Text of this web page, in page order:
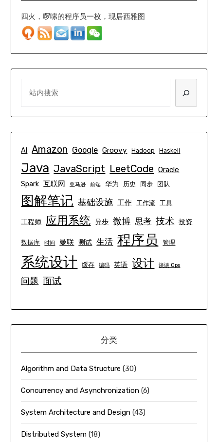
四火，啰嗦的程序员一枚，现居西雅图
AI Amazon Google Groovy Hadoop Haskell
Java JavaScript LeetCode Oracle
Spark 互联网 亚马逊 前端 华为 历史 同步 团队
图解笔记 基础设施 工作 工作流 工具
工程师 应用系统 异步 微博 思考 技术 投资
数据库 时间 曼联 测试 生活 程序员 管理
系统设计 缓存 编码 英语 设计 谈谈 Ops
问题 面试
分类
Algorithm and Data Structure (30)
Concurrency and Asynchronization (6)
System Architecture and Design (43)
Distributed System (18)